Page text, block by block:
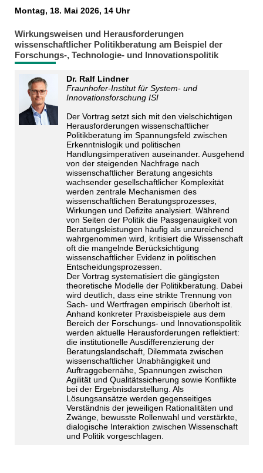
Montag, 18. Mai 2026, 14 Uhr
Wirkungsweisen und Herausforderungen
wissenschaftlicher Politikberatung am Beispiel der
Forschungs-, Technologie- und Innovationspolitik
Dr. Ralf Lindner
Fraunhofer-Institut für System- und
Innovationsforschung ISI
Der Vortrag setzt sich mit den vielschichtigen
Herausforderungen wissenschaftlicher
Politikberatung im Spannungsfeld zwischen
Erkenntnislogik und politischen
Handlungsimperativen auseinander. Ausgehend
von der steigenden Nachfrage nach
wissenschaftlicher Beratung angesichts
wachsender gesellschaftlicher Komplexität
werden zentrale Mechanismen des
wissenschaftlichen Beratungsprozesses,
Wirkungen und Defizite analysiert. Während
von Seiten der Politik die Passgenauigkeit von
Beratungsleistungen häufig als unzureichend
wahrgenommen wird, kritisiert die Wissenschaft
oft die mangelnde Berücksichtigung
wissenschaftlicher Evidenz in politischen
Entscheidungsprozessen.
Der Vortrag systematisiert die gängigsten
theoretische Modelle der Politikberatung. Dabei
wird deutlich, dass eine strikte Trennung von
Sach- und Wertfragen empirisch überholt ist.
Anhand konkreter Praxisbeispiele aus dem
Bereich der Forschungs- und Innovationspolitik
werden aktuelle Herausforderungen reflektiert:
die institutionelle Ausdifferenzierung der
Beratungslandschaft, Dilemmata zwischen
wissenschaftlicher Unabhängigkeit und
Auftraggebernähe, Spannungen zwischen
Agilität und Qualitätssicherung sowie Konflikte
bei der Ergebnisdarstellung. Als
Lösungsansätze werden gegenseitiges
Verständnis der jeweiligen Rationalitäten und
Zwänge, bewusste Rollenwahl und verstärkte,
dialogische Interaktion zwischen Wissenschaft
und Politik vorgeschlagen.